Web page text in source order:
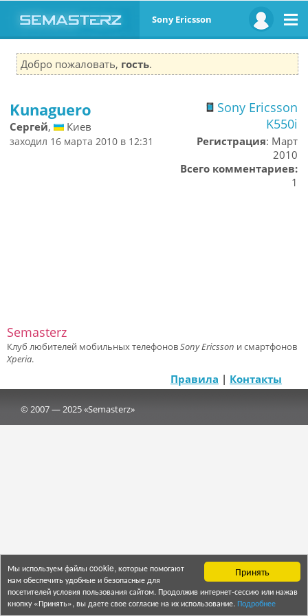
Принять
Мы используем файлы cookie, которые помогают
нам обеспечить удобные и безопасные для
посетителей условия пользования сайтом. Продолжив интернет-сессию или нажав
кнопку «Принять», вы даете свое согласие на их использование. Подробнее
Sony Ericsson
Добро пожаловать, гость.
Kunaguero
Сергей, Киев
заходил 16 марта 2010 в 12:31
Sony Ericsson
K550i
Регистрация: Март
2010
Всего комментариев:
1
Semasterz
Клуб любителей мобильных телефоновSony Ericsson и смартфонов
Xperia.
Правила | Контакты
© 2007 — 2025 «Semasterz»